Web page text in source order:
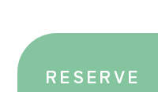
RESERVE